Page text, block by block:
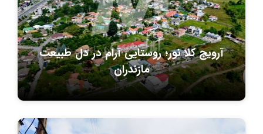
آرویج‌ کلا نور؛ روستایی آرام در دل طبیعت
مازندران